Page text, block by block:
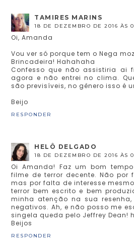
TAMIRES MARINS
18 DE DEZEMBRO DE 2016 ÀS
Oi, Amanda
Vou ver só porque tem o Nega
Brincadeira! Hahahaha
Confesso que não assistiria ai
agora e não entrei no clima.
são previsíveis, no gênero isso é
Beijo
RESPONDER
HELÔ DELGADO
18 DE DEZEMBRO DE 2016 ÀS
Oi Amanda! Faz um bom
filme de terror decente. Não por
mas por falta de interesse
terror bem escrito e bem
minha atenção na sua
negativos. Ah, e não posso me
singela queda pelo Jeffrey Dean!
Beijos
RESPONDER